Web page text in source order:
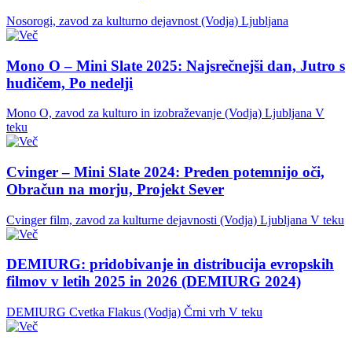
Nosorogi, zavod za kulturno dejavnost (Vodja) Ljubljana
Mono O – Mini Slate 2025: Najsrečnejši dan, Jutro s
hudičem, Po nedelji
Mono O, zavod za kulturo in izobraževanje (Vodja) Ljubljana V
teku
Cvinger – Mini Slate 2024: Preden potemnijo oči,
Obračun na morju, Projekt Sever
Cvinger film, zavod za kulturne dejavnosti (Vodja) Ljubljana V teku
DEMIURG: pridobivanje in distribucija evropskih
filmov v letih 2025 in 2026 (DEMIURG 2024)
DEMIURG Cvetka Flakus (Vodja) Črni vrh V teku